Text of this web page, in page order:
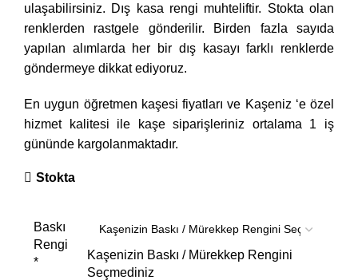
ulaşabilirsiniz. Dış kasa rengi muhteliftir. Stokta olan
renklerden rastgele gönderilir. Birden fazla sayıda
yapılan alımlarda her bir dış kasayı farklı renklerde
göndermeye dikkat ediyoruz.
En uygun öğretmen kaşesi fiyatları ve Kaşeniz ‘e özel
hizmet kalitesi ile kaşe siparişleriniz ortalama 1 iş
gününde kargolanmaktadır.
Stokta
Baskı
Rengi
*
Kaşenizin Baskı / Mürekkep Rengini
Seçmediniz